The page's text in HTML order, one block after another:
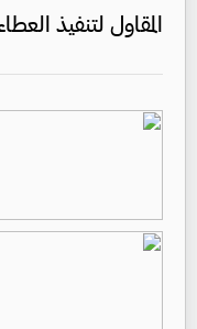
المقاول لتنفيذ